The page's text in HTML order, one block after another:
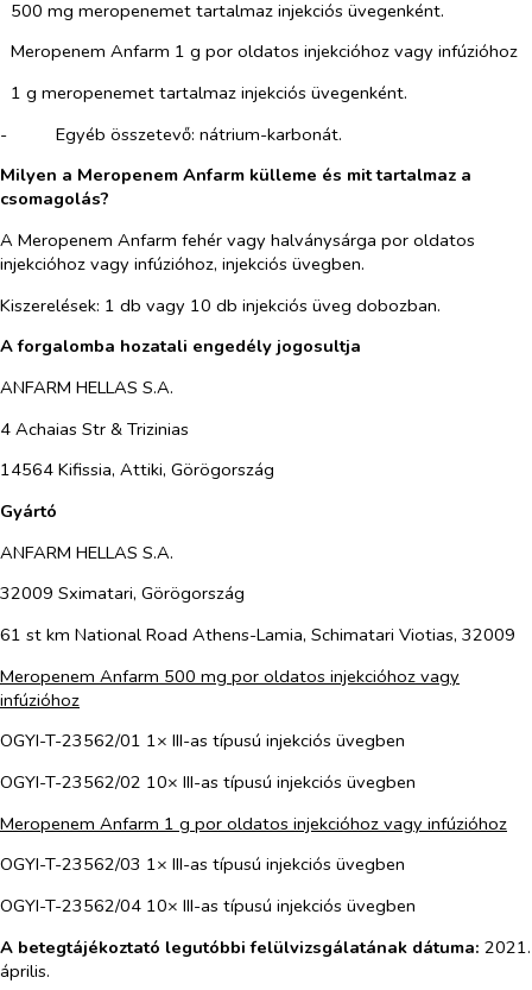
500 mg meropenemet tartalmaz injekciós üvegenként.
Meropenem Anfarm 1 g por oldatos injekcióhoz vagy infúzióhoz
1 g meropenemet tartalmaz injekciós üvegenként.
-​
Egyéb összetevő: nátrium-karbonát.
Milyen a Meropenem Anfarm külleme és mit tartalmaz a
csomagolás?
A Meropenem Anfarm fehér vagy halványsárga por oldatos
injekcióhoz vagy infúzióhoz, injekciós üvegben.
Kiszerelések: 1 db vagy 10 db injekciós üveg dobozban.
A forgalomba hozatali engedély jogosultja
ANFARM HELLAS S.A.
4 Achaias Str & Trizinias
14564 Kifissia, Attiki, Görögország
Gyártó
ANFARM HELLAS S.A.
32009 Sximatari, Görögország
61 st km National Road Athens-Lamia, Schimatari Viotias, 32009
Meropenem Anfarm 500 mg por oldatos injekcióhoz vagy
infúzióhoz
OGYI-T-23562/01 1× III-as típusú injekciós üvegben
OGYI-T-23562/02 10× III-as típusú injekciós üvegben
Meropenem Anfarm 1 g por oldatos injekcióhoz vagy infúzióhoz
OGYI-T-23562/03 1× III-as típusú injekciós üvegben
OGYI-T-23562/04 10× III-as típusú injekciós üvegben
A betegtájékoztató legutóbbi felülvizsgálatának dátuma: 2021.
április.